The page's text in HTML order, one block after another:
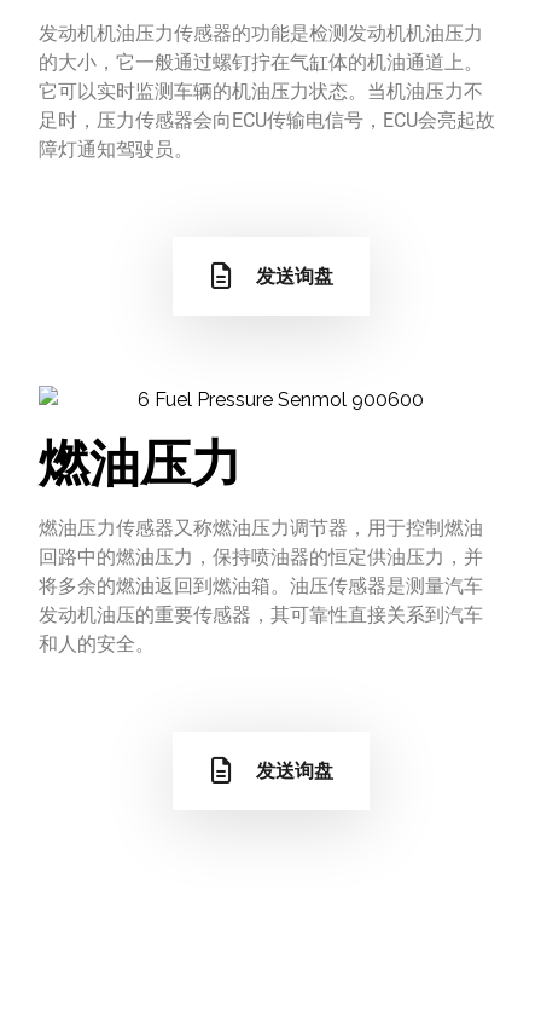
发动机机油压力传感器的功能是检测发动机机油压力
的大小，它一般通过螺钉拧在气缸体的机油通道上。
它可以实时监测车辆的机油压力状态。当机油压力不
足时，压力传感器会向ECU传输电信号，ECU会亮起故
障灯通知驾驶员。
发送询盘
燃油压力
燃油压力传感器又称燃油压力调节器，用于控制燃油
回路中的燃油压力，保持喷油器的恒定供油压力，并
将多余的燃油返回到燃油箱。油压传感器是测量汽车
发动机油压的重要传感器，其可靠性直接关系到汽车
和人的安全。
发送询盘